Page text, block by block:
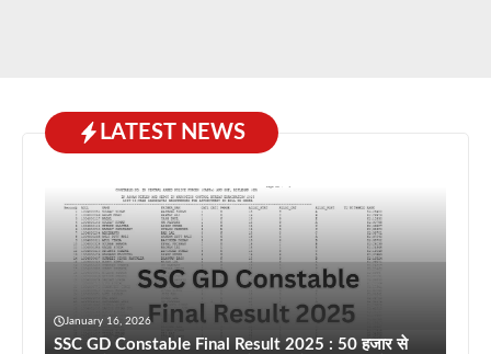
LATEST NEWS
January 16, 2026
SSC GD Constable Final Result 2025 : 50 हजार से